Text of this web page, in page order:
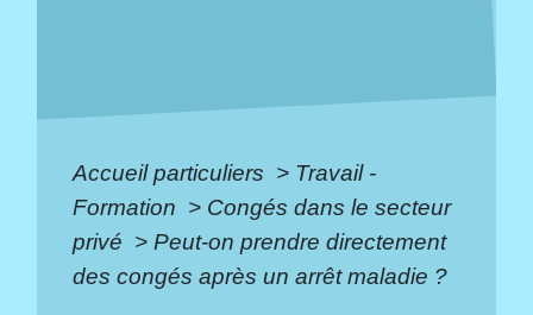
Accueil particuliers > Travail -
Formation > Congés dans le secteur
privé > Peut-on prendre directement
des congés après un arrêt maladie ?